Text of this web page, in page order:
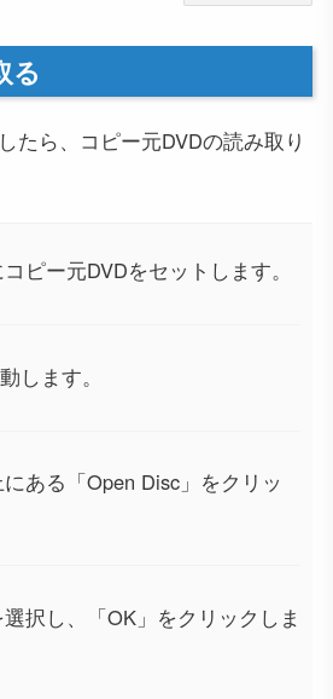
る
たら、コピー元DVDの読み取り
ピー元DVDをセットします。
します。
ある「Open Disc」をクリッ
択し、「OK」をクリックしま